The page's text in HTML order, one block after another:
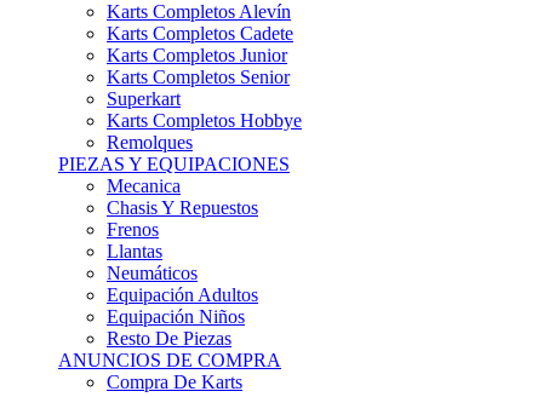
Karts Completos Alevín
Karts Completos Cadete
Karts Completos Junior
Karts Completos Senior
Superkart
Karts Completos Hobbye
Remolques
PIEZAS Y EQUIPACIONES
Mecanica
Chasis Y Repuestos
Frenos
Llantas
Neumáticos
Equipación Adultos
Equipación Niños
Resto De Piezas
ANUNCIOS DE COMPRA
Compra De Karts